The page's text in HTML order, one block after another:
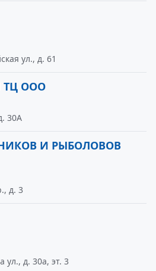
ул., д. 61
ТЦ ООО
30А
И РЫБОЛОВОВ
д. 3
д. 30а, эт. 3